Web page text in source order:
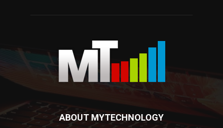
ABOUT MYTECHNOLOGY